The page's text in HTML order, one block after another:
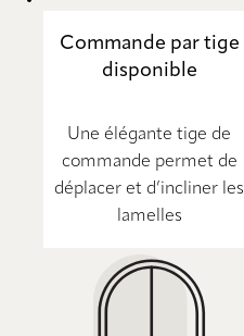
Commande par tige
disponible
Une élégante tige de
commande permet de
déplacer et d’incliner les
lamelles